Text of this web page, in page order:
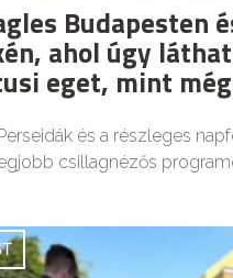
Budapesten
ahol úgy
eget, mint
és a részleges
csillagnézős